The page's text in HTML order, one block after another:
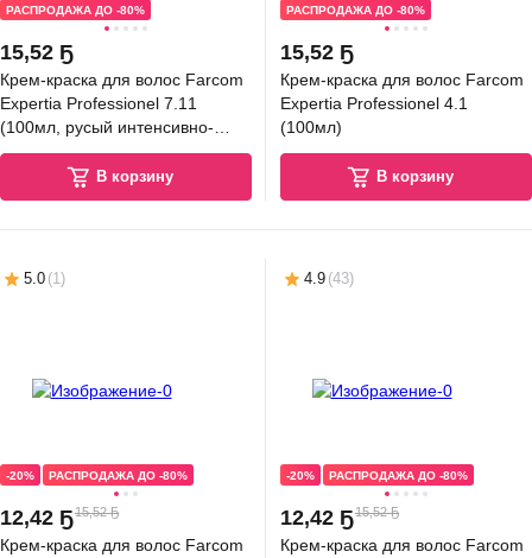
РАСПРОДАЖА ДО -80%
15,52 Ҕ
Крем-краска для волос Farcom
Expertia Professionel 7.11
(100мл, русый интенсивно-
пепельный)
В корзину
РАСПРОДАЖА ДО -80%
15,52 Ҕ
Крем-краска для волос Farcom
Expertia Professionel 4.1
(100мл)
В корзину
5.0 (1)
-20% РАСПРОДАЖА ДО -80%
12,42 Ҕ15,52 Ҕ
Крем-краска для волос Farcom
4.9 (43)
-20% РАСПРОДАЖА ДО -80%
12,42 Ҕ15,52 Ҕ
Крем-краска для волос Farcom